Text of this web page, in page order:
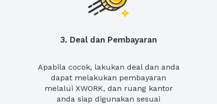
3. Deal dan Pembayaran
Apabila cocok, lakukan deal dan anda
dapat melakukan pembayaran
melalui XWORK, dan ruang kantor
anda siap digunakan sesuai